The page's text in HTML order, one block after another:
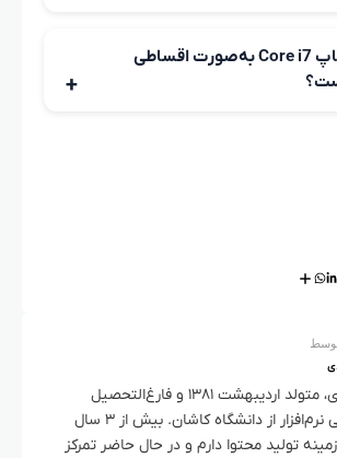
لپ‌تاپ‌های Core i7 انتخاب‌های متنوع و باکیفیتی عرضه
آیا خرید لپ‌ تاپ Core i7 به‌صورت اقساطی
من حدیث محمودی، متولد اردیبهشت ۱۳۸۱ و فارغ‌التحصیل
کارشناسی مهندسی نرم‌افزار از دانشگاه کاشان. بیش از ۳ سال
تولید محتوا دارم و در حال حاضر تمرکز